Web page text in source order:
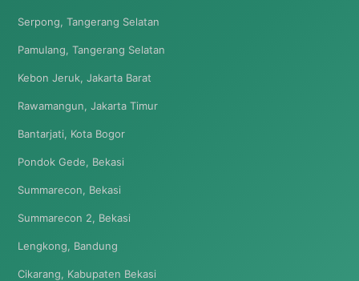
Serpong, Tangerang Selatan
Pamulang, Tangerang Selatan
Kebon Jeruk, Jakarta Barat
Rawamangun, Jakarta Timur
Bantarjati, Kota Bogor
Pondok Gede, Bekasi
Summarecon, Bekasi
Summarecon 2, Bekasi
Lengkong, Bandung
Cikarang, Kabupaten Bekasi